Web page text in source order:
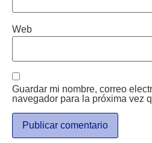
Web
Guardar mi nombre, correo
navegador para la próxima vez